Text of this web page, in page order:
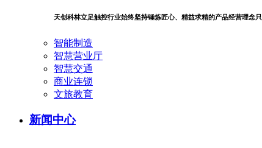
天创科林立足触控行业始终坚持锤炼匠心、精益求精的产品经营理念
智能制造
智慧营业厅
智慧交通
商业连锁
文旅教育
新闻中心